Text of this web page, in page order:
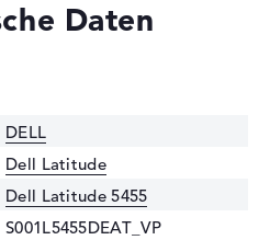
Daten
DELL
Dell Latitude
Dell Latitude 5455
S001L5455DEAT_VP